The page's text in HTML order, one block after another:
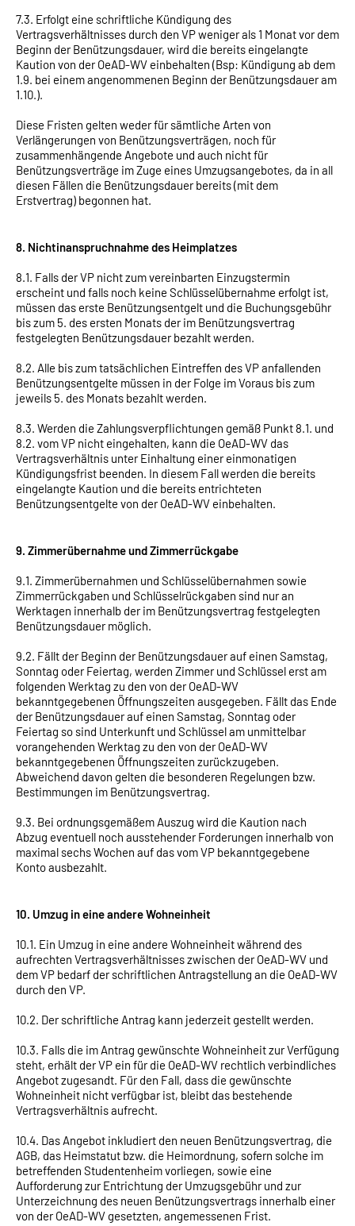
7.3. Erfolgt eine schriftliche Kündigung des
Vertragsverhältnisses durch den VP weniger als 1 Monat vor dem
Beginn der Benützungsdauer, wird die bereits eingelangte
Kaution von der OeAD-WV einbehalten (Bsp: Kündigung ab dem
1.9. bei einem angenommenen Beginn der Benützungsdauer am
1.10.).
Diese Fristen gelten weder für sämtliche Arten von
Verlängerungen von Benützungsverträgen, noch für
zusammenhängende Angebote und auch nicht für
Benützungsverträge im Zuge eines Umzugsangebotes, da in all
diesen Fällen die Benützungsdauer bereits (mit dem
Erstvertrag) begonnen hat.
8. Nichtinanspruchnahme des Heimplatzes
8.1. Falls der VP nicht zum vereinbarten Einzugstermin
erscheint und falls noch keine Schlüsselübernahme erfolgt ist,
müssen das erste Benützungsentgelt und die Buchungsgebühr
bis zum 5. des ersten Monats der im Benützungsvertrag
festgelegten Benützungsdauer bezahlt werden.
8.2. Alle bis zum tatsächlichen Eintreffen des VP anfallenden
Benützungsentgelte müssen in der Folge im Voraus bis zum
jeweils 5. des Monats bezahlt werden.
8.3. Werden die Zahlungsverpflichtungen gemäß Punkt 8.1. und
8.2. vom VP nicht eingehalten, kann die OeAD-WV das
Vertragsverhältnis unter Einhaltung einer einmonatigen
Kündigungsfrist beenden. In diesem Fall werden die bereits
eingelangte Kaution und die bereits entrichteten
Benützungsentgelte von der OeAD-WV einbehalten.
9. Zimmerübernahme und Zimmerrückgabe
9.1. Zimmerübernahmen und Schlüsselübernahmen sowie
Zimmerrückgaben und Schlüsselrückgaben sind nur an
Werktagen innerhalb der im Benützungsvertrag festgelegten
Benützungsdauer möglich.
9.2. Fällt der Beginn der Benützungsdauer auf einen Samstag,
Sonntag oder Feiertag, werden Zimmer und Schlüssel erst am
folgenden Werktag zu den von der OeAD-WV
bekanntgegebenen Öffnungszeiten ausgegeben. Fällt das Ende
der Benützungsdauer auf einen Samstag, Sonntag oder
Feiertag so sind Unterkunft und Schlüssel am unmittelbar
vorangehenden Werktag zu den von der OeAD-WV
bekanntgegebenen Öffnungszeiten zurückzugeben.
Abweichend davon gelten die besonderen Regelungen bzw.
Bestimmungen im Benützungsvertrag.
9.3. Bei ordnungsgemäßem Auszug wird die Kaution nach
Abzug eventuell noch ausstehender Forderungen innerhalb von
maximal sechs Wochen auf das vom VP bekanntgegebene
Konto ausbezahlt.
10. Umzug in eine andere Wohneinheit
10.1. Ein Umzug in eine andere Wohneinheit während des
aufrechten Vertragsverhältnisses zwischen der OeAD-WV und
dem VP bedarf der schriftlichen Antragstellung an die OeAD-WV
durch den VP.
10.2. Der schriftliche Antrag kann jederzeit gestellt werden.
10.3. Falls die im Antrag gewünschte Wohneinheit zur Verfügung
steht, erhält der VP ein für die OeAD-WV rechtlich verbindliches
Angebot zugesandt. Für den Fall, dass die gewünschte
Wohneinheit nicht verfügbar ist, bleibt das bestehende
Vertragsverhältnis aufrecht.
10.4. Das Angebot inkludiert den neuen Benützungsvertrag, die
AGB, das Heimstatut bzw. die Heimordnung, sofern solche im
betreffenden Studentenheim vorliegen, sowie eine
Aufforderung zur Entrichtung der Umzugsgebühr und zur
Unterzeichnung des neuen Benützungsvertrags innerhalb einer
von der OeAD-WV gesetzten, angemessenen Frist.